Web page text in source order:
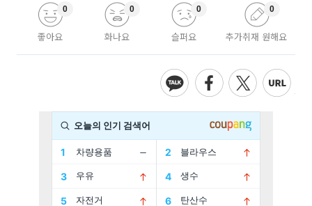
좋아요
0
화나요
0
슬퍼요
0
추가취재 원해요
0